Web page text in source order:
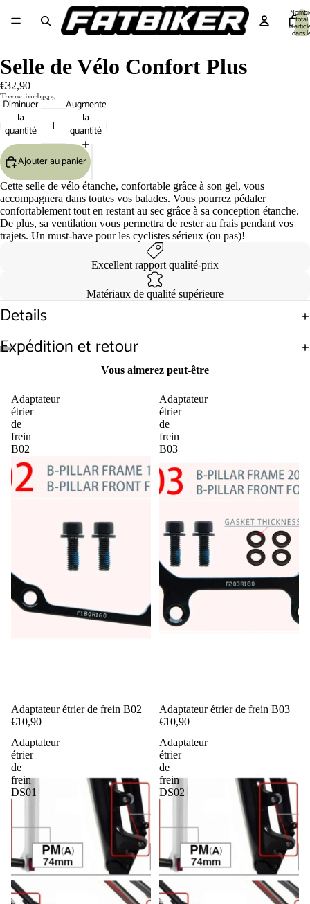
total
dans
plein
écran
plein
écran
plein
écran
plein
écran
plein
écran
Selle de Vélo Confort Plus
€32,90
Taxes incluses.
Diminuer
la
quantité
Augmenter
la
quantité
Ajouter au panier
Cette selle de vélo étanche, confortable grâce à son gel, vous
accompagnera dans toutes vos balades. Vous pourrez pédaler
confortablement tout en restant au sec grâce à sa conception étanche.
De plus, sa ventilation vous permettra de rester au frais pendant vos
trajets. Un must-have pour les cyclistes sérieux (ou pas)!
Excellent rapport qualité-prix
Matériaux de qualité supérieure
Details
Expédition et retour
Vous aimerez peut-être
Adaptateur
étrier
de
frein
B02
Adaptateur étrier de frein B02
€10,90
Adaptateur
étrier
de
frein
B03
Adaptateur étrier de frein B03
€10,90
Adaptateur
étrier
de
frein
DS01
Adaptateur
étrier
de
frein
DS02